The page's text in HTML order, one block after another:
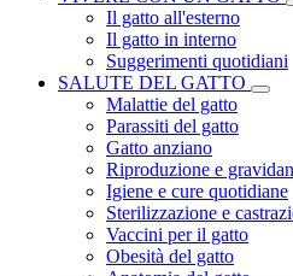
Il gatto all'esterno
Il gatto in interno
Suggerimenti quotidiani
SALUTE DEL GATTO
Malattie del gatto
Parassiti del gatto
Gatto anziano
Riproduzione e
Igiene e cure quotidiane
Sterilizzazione e
Vaccini per il gatto
Obesità del gatto